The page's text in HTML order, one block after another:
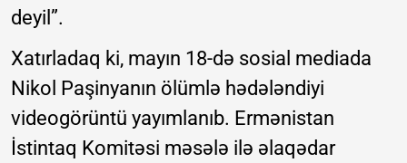
deyil”.
Xatırladaq ki, mayın 18-də sosial mediada
Nikol Paşinyanın ölümlə hədələndiyi
videogörüntü yayımlanıb. Ermənistan
İstintaq Komitəsi məsələ ilə əlaqədar